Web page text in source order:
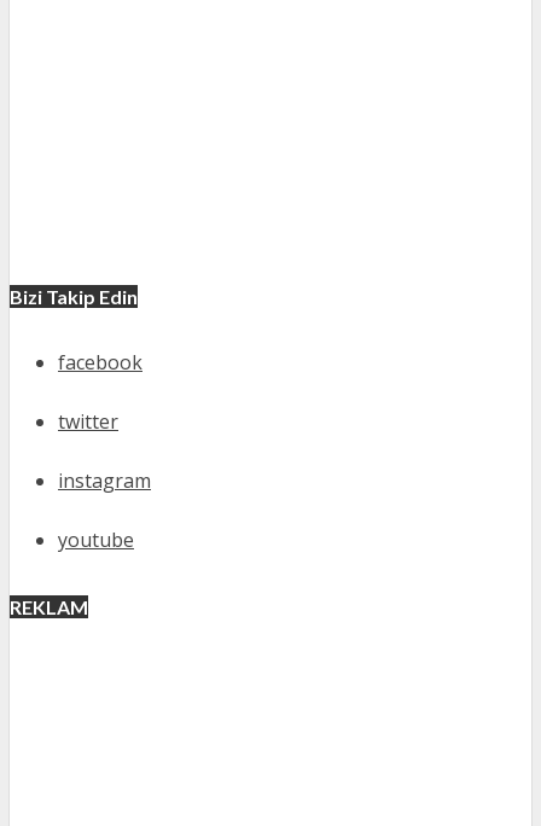
Bizi Takip Edin
facebook
twitter
instagram
youtube
REKLAM